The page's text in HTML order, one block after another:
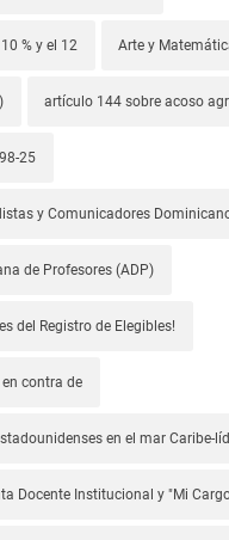
% y el 12 Arte y
artículo 144 sobre acoso
25
y Comunicadores
de Profesores (ADP)
del Registro de Elegibles!
contra de
en el mar Caribe-
Docente Institucional y "Mi